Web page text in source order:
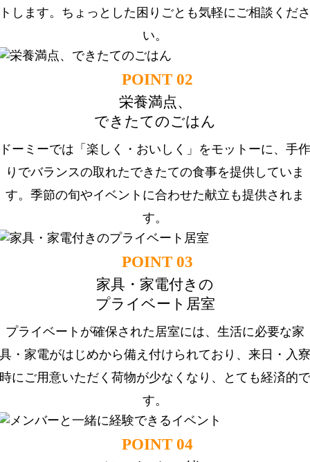
トします。ちょっとした困りごとも気軽にご相談くださ
い。
POINT 02
栄養満点、
できたてのごはん
ドーミーでは「楽しく・おいしく」をモットーに、手作
りでバランスの取れたできたての食事を提供していま
す。季節の旬やイベントに合わせた献立も提供されま
す。
POINT 03
家具・家電付きの
プライベート居室
プライベートが確保された居室には、生活に必要な家
具・家電がはじめから備え付けられており、来日・入寮
時にご用意いただく荷物が少なくなり、とても経済的で
す。
POINT 04